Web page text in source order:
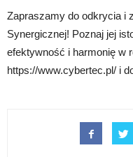
Zapraszamy do odkrycia i
Synergicznej! Poznaj jej
efektywność i harmonię w
https://www.cybertec.pl/ i